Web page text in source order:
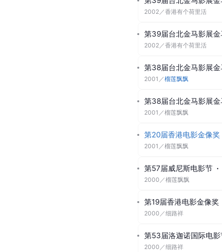
2002／香港有个荷里活
第39届台北金马影展
2002／香港有个荷里活
第38届台北金马影展
2001 ／榴莲飘飘
第38届台北金马影展
2001 ／榴莲飘飘
第20届香港电影金像奖
2001 ／榴莲飘飘
第57届威尼斯电影节 ·
2000 ／榴莲飘飘
第19届香港电影金像奖
2000 ／细路祥
第53届洛迦诺国际电影
2000 ／细路祥